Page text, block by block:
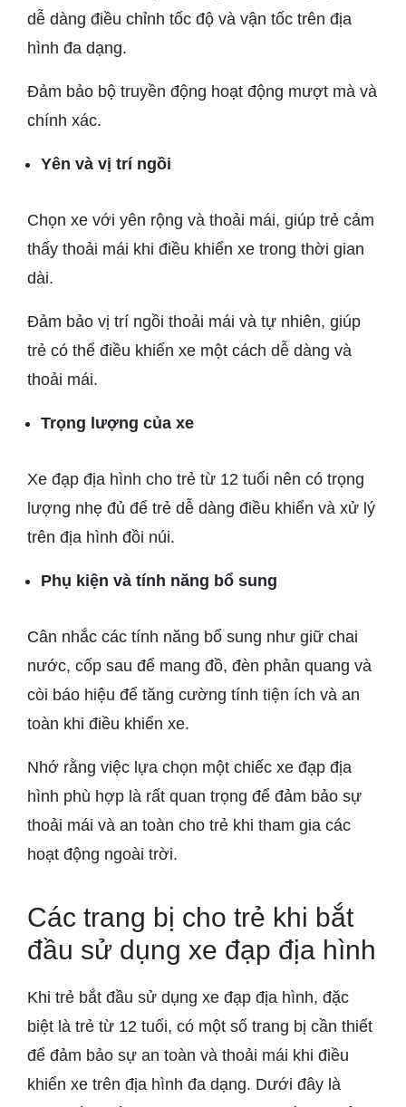
dễ dàng điều chỉnh tốc độ và vận tốc trên địa
hình đa dạng.
Đảm bảo bộ truyền động hoạt động mượt mà và
chính xác.
Yên và vị trí ngồi
Chọn xe với yên rộng và thoải mái, giúp trẻ cảm
thấy thoải mái khi điều khiển xe trong thời gian
dài.
Đảm bảo vị trí ngồi thoải mái và tự nhiên, giúp
trẻ có thể điều khiển xe một cách dễ dàng và
thoải mái.
Trọng lượng của xe
Xe đạp địa hình cho trẻ từ 12 tuổi nên có trọng
lượng nhẹ đủ để trẻ dễ dàng điều khiển và xử lý
trên địa hình đồi núi.
Phụ kiện và tính năng bổ sung
Cân nhắc các tính năng bổ sung như giữ chai
nước, cốp sau để mang đồ, đèn phản quang và
còi báo hiệu để tăng cường tính tiện ích và an
toàn khi điều khiển xe.
Nhớ rằng việc lựa chọn một chiếc xe đạp địa
hình phù hợp là rất quan trọng để đảm bảo sự
thoải mái và an toàn cho trẻ khi tham gia các
hoạt động ngoài trời.
Các trang bị cho trẻ khi bắt
đầu sử dụng xe đạp địa hình
Khi trẻ bắt đầu sử dụng xe đạp địa hình, đặc
biệt là trẻ từ 12 tuổi, có một số trang bị cần thiết
để đảm bảo sự an toàn và thoải mái khi điều
khiển xe trên địa hình đa dạng. Dưới đây là